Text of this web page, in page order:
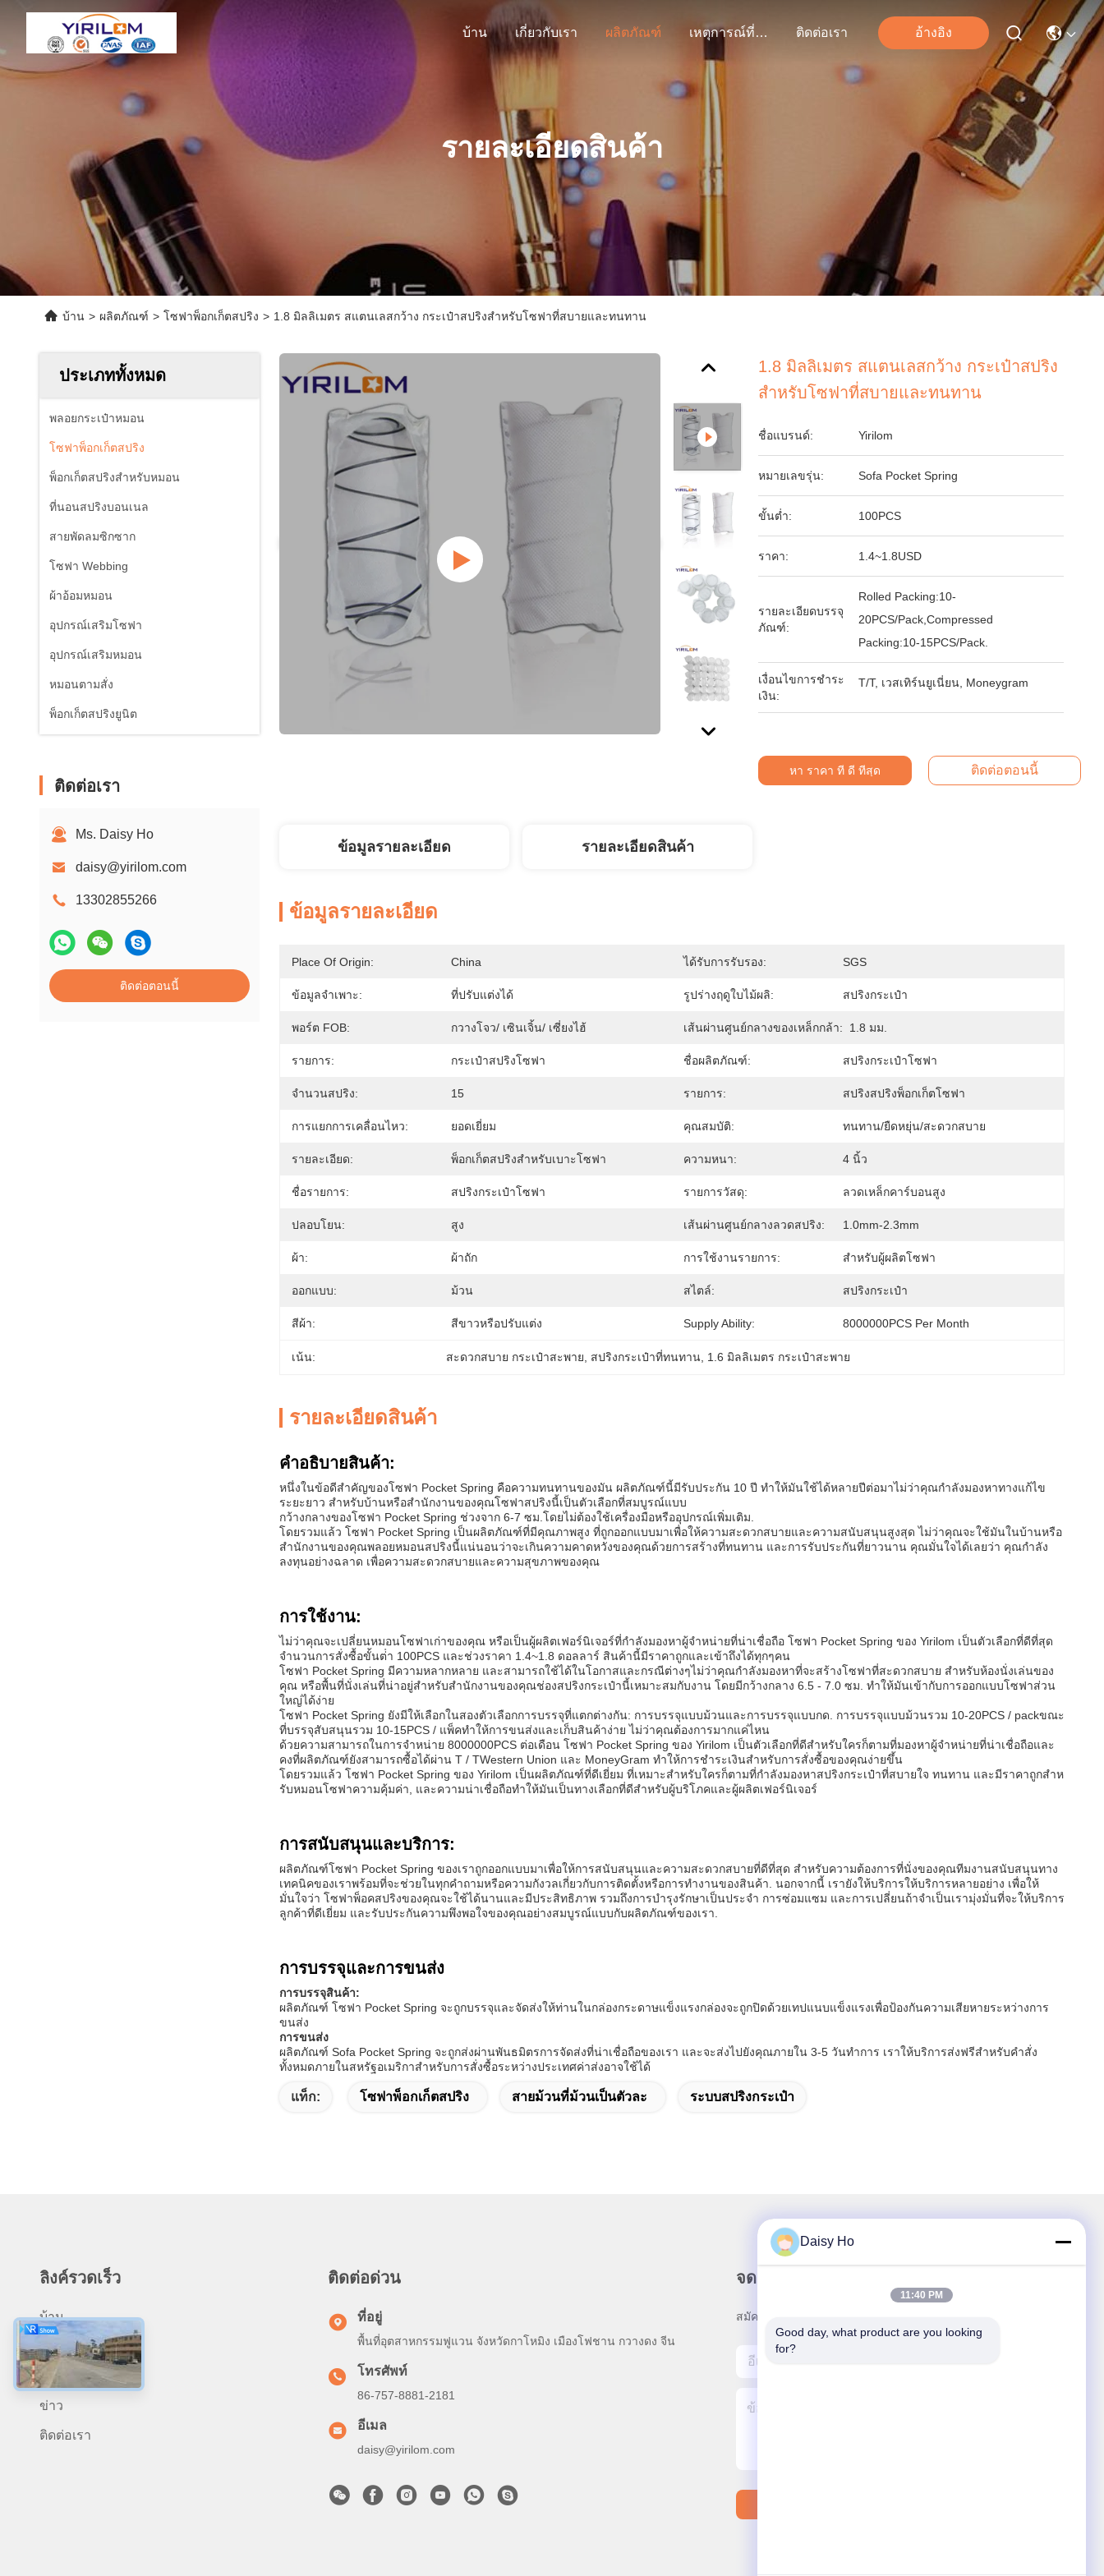
บ้าน เกี่ยวกับเรา ผลิตภัณฑ์ เหตุการณ์ที่เกิดขึ้น ติดต่อเรา อ้างอิง
รายละเอียดสินค้า
บ้าน > ผลิตภัณฑ์ > โซฟาพ็อกเก็ตสปริง > 1.8 มิลลิเมตร สแตนเลสกว้าง กระเป๋าสปริงสําหรับโซฟาที่สบายและทนทาน
ประเภททั้งหมด
พลอยกระเป๋าหมอน
โซฟาพ็อกเก็ตสปริง
พ็อกเก็ตสปริงสำหรับหมอน
ที่นอนสปริงบอนเนล
สายพัดลมซิกซาก
โซฟา Webbing
ผ้าอ้อมหมอน
อุปกรณ์เสริมโซฟา
อุปกรณ์เสริมหมอน
หมอนตามสั่ง
พ็อกเก็ตสปริงยูนิต
ติดต่อเรา
Ms. Daisy Ho
daisy@yirilom.com
13302855266
ติดต่อตอนนี้
1.8 มิลลิเมตร สแตนเลสกว้าง กระเป๋าสปริง
สําหรับโซฟาที่สบายและทนทาน
ชื่อแบรนด์: Yirilom
หมายเลขรุ่น: Sofa Pocket Spring
ขั้นต่ำ: 100PCS
ราคา: 1.4~1.8USD
รายละเอียดบรรจุ
ภัณฑ์:
Rolled Packing:10-
20PCS/Pack,Compressed
Packing:10-15PCS/Pack.
เงื่อนไขการชำระ
เงิน:
T/T, เวสเทิร์นยูเนี่ยน, Moneygram
หา ราคา ที่ ดี ที่สุด ติดต่อตอนนี้
ข้อมูลรายละเอียด รายละเอียดสินค้า
ข้อมูลรายละเอียด
Place Of Origin: China ได้รับการรับรอง: SGS
ข้อมูลจำเพาะ: ที่ปรับแต่งได้ รูปร่างฤดูใบไม้ผลิ: สปริงกระเป๋า
พอร์ต FOB: กวางโจว/ เซินเจิ้น/ เซี่ยงไฮ้ เส้นผ่านศูนย์กลางของเหล็กกล้า: 1.8 มม.
รายการ: กระเป๋าสปริงโซฟา ชื่อผลิตภัณฑ์: สปริงกระเป๋าโซฟา
จำนวนสปริง: 15 รายการ: สปริงสปริงพ็อกเก็ตโซฟา
การแยกการเคลื่อนไหว: ยอดเยี่ยม คุณสมบัติ: ทนทาน/ยืดหยุ่น/สะดวกสบาย
รายละเอียด: พ็อกเก็ตสปริงสำหรับเบาะโซฟา ความหนา: 4 นิ้ว
ชื่อรายการ: สปริงกระเป๋าโซฟา รายการวัสดุ: ลวดเหล็กคาร์บอนสูง
ปลอบโยน: สูง เส้นผ่านศูนย์กลางลวดสปริง: 1.0mm-2.3mm
ผ้า: ผ้าถัก การใช้งานรายการ: สำหรับผู้ผลิตโซฟา
ออกแบบ: ม้วน สไตล์: สปริงกระเป๋า
สีผ้า: สีขาวหรือปรับแต่ง Supply Ability: 8000000PCS Per Month
เน้น: สะดวกสบาย กระเป๋าสะพาย สปริงกระเป๋าที่ทนทาน 1.6 มิลลิเมตร กระเป๋าสะพาย
รายละเอียดสินค้า
คําอธิบายสินค้า:
หนึ่งในข้อดีสําคัญของโซฟา Pocket Spring คือความทนทานของมัน ผลิตภัณฑ์นี้มีรับประกัน 10 ปี ทําให้มันใช้ได้หลายปีต่อมาไม่ว่าคุณกําลังมองหาทางแก้ไข
ระยะยาว สําหรับบ้านหรือสํานักงานของคุณโซฟาสปริงนี้เป็นตัวเลือกที่สมบูรณ์แบบ
กว้างกลางของโซฟา Pocket Spring ช่วงจาก 6-7 ซม.โดยไม่ต้องใช้เครื่องมือหรืออุปกรณ์เพิ่มเติม.
โดยรวมแล้ว โซฟา Pocket Spring เป็นผลิตภัณฑ์ที่มีคุณภาพสูง ที่ถูกออกแบบมาเพื่อให้ความสะดวกสบายและความสนับสนุนสูงสุด ไม่ว่าคุณจะใช้มันในบ้านหรือ
สํานักงานของคุณพลอยหมอนสปริงนี้แน่นอนว่าจะเกินความคาดหวังของคุณด้วยการสร้างที่ทนทาน และการรับประกันที่ยาวนาน คุณมั่นใจได้เลยว่า คุณกําลัง
ลงทุนอย่างฉลาด เพื่อความสะดวกสบายและความสุขภาพของคุณ
การใช้งาน:
ไม่ว่าคุณจะเปลี่ยนหมอนโซฟาเก่าของคุณ หรือเป็นผู้ผลิตเฟอร์นิเจอร์ที่กําลังมองหาผู้จําหน่ายที่น่าเชื่อถือ โซฟา Pocket Spring ของ Yirilom เป็นตัวเลือกที่ดีที่สุด
จํานวนการสั่งซื้อขั้นต่ํา 100PCS และช่วงราคา 1.4~1.8 ดอลลาร์ สินค้านี้มีราคาถูกและเข้าถึงได้ทุกๆคน
โซฟา Pocket Spring มีความหลากหลาย และสามารถใช้ได้ในโอกาสและกรณีต่างๆไม่ว่าคุณกําลังมองหาที่จะสร้างโซฟาที่สะดวกสบาย สําหรับห้องนั่งเล่นของ
คุณ หรือพื้นที่นั่งเล่นที่น่าอยู่สําหรับสํานักงานของคุณช่องสปริงกระเป๋านี้เหมาะสมกับงาน โดยมีกว้างกลาง 6.5 - 7.0 ซม. ทําให้มันเข้ากับการออกแบบโซฟาส่วน
ใหญ่ได้ง่าย
โซฟา Pocket Spring ยังมีให้เลือกในสองตัวเลือกการบรรจุที่แตกต่างกัน: การบรรจุแบบม้วนและการบรรจุแบบกด. การบรรจุแบบม้วนรวม 10-20PCS / packขณะ
ที่บรรจุสับสนุนรวม 10-15PCS / แพ็คทําให้การขนส่งและเก็บสินค้าง่าย ไม่ว่าคุณต้องการมากแค่ไหน
ด้วยความสามารถในการจําหน่าย 8000000PCS ต่อเดือน โซฟา Pocket Spring ของ Yirilom เป็นตัวเลือกที่ดีสําหรับใครก็ตามที่มองหาผู้จําหน่ายที่น่าเชื่อถือและ
คงที่ผลิตภัณฑ์ยังสามารถซื้อได้ผ่าน T / TWestern Union และ MoneyGram ทําให้การชําระเงินสําหรับการสั่งซื้อของคุณง่ายขึ้น
โดยรวมแล้ว โซฟา Pocket Spring ของ Yirilom เป็นผลิตภัณฑ์ที่ดีเยี่ยม ที่เหมาะสําหรับใครก็ตามที่กําลังมองหาสปริงกระเป๋าที่สบายใจ ทนทาน และมีราคาถูกสําห
รับหมอนโซฟาความคุ้มค่า, และความน่าเชื่อถือทําให้มันเป็นทางเลือกที่ดีสําหรับผู้บริโภคและผู้ผลิตเฟอร์นิเจอร์
การสนับสนุนและบริการ:
ผลิตภัณฑ์โซฟา Pocket Spring ของเราถูกออกแบบมาเพื่อให้การสนับสนุนและความสะดวกสบายที่ดีที่สุด สําหรับความต้องการที่นั่งของคุณทีมงานสนับสนุนทาง
เทคนิคของเราพร้อมที่จะช่วยในทุกคําถามหรือความกังวลเกี่ยวกับการติดตั้งหรือการทํางานของสินค้า. นอกจากนี้ เรายังให้บริการให้บริการหลายอย่าง เพื่อให้
มั่นใจว่า โซฟาพ็อคสปริงของคุณจะใช้ได้นานและมีประสิทธิภาพ รวมถึงการบํารุงรักษาเป็นประจํา การซ่อมแซม และการเปลี่ยนถ้าจําเป็นเรามุ่งมั่นที่จะให้บริการ
ลูกค้าที่ดีเยี่ยม และรับประกันความพึงพอใจของคุณอย่างสมบูรณ์แบบกับผลิตภัณฑ์ของเรา.
การบรรจุและการขนส่ง
การบรรจุสินค้า:
ผลิตภัณฑ์ โซฟา Pocket Spring จะถูกบรรจุและจัดส่งให้ท่านในกล่องกระดาษแข็งแรงกล่องจะถูกปิดด้วยเทปแนบแข็งแรงเพื่อป้องกันความเสียหายระหว่างการ
ขนส่ง
การขนส่ง
ผลิตภัณฑ์ Sofa Pocket Spring จะถูกส่งผ่านพันธมิตรการจัดส่งที่น่าเชื่อถือของเรา และจะส่งไปยังคุณภายใน 3-5 วันทําการ เราให้บริการส่งฟรีสําหรับคําสั่ง
ทั้งหมดภายในสหรัฐอเมริกาสําหรับการสั่งซื้อระหว่างประเทศค่าส่งอาจใช้ได้
แท็ก: โซฟาพ็อกเก็ตสปริง สายม้วนที่ม้วนเป็นตัวละ ระบบสปริงกระเป๋า
ลิงค์รวดเร็ว
บ้าน
เกี่ยวกับเรา
ผลิตภัณฑ์
ข่าว
ติดต่อเรา
ติดต่อด่วน
ที่อยู่
พื้นที่อุตสาหกรรมฟูแวน จังหวัดกาโหมิง เมืองโฟชาน กวางดง จีน
โทรศัพท์
86-757-8881-2181
อีเมล
daisy@yirilom.com
จดหมายข่าวของเรา
สมัครรับจดหมายข่าวของเราเพื่อรับส่วนลดและอื่นๆ อีกมากมาย
Daisy Ho
11:40 PM
Good day, what product are you looking
for?